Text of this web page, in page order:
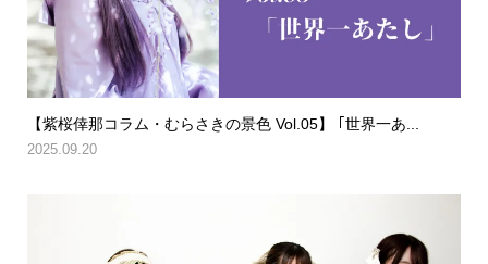
【紫桜倖那コラム・むらさきの景色 Vol.05】 ｢世界一あ...
2025.09.20